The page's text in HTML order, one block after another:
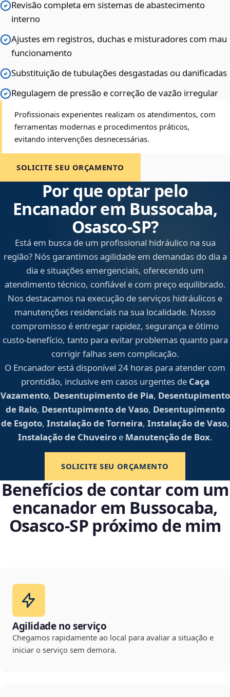
Revisão completa em sistemas de abastecimento
interno
Ajustes em registros, duchas e misturadores com mau
funcionamento
Substituição de tubulações desgastadas ou danificadas
Regulagem de pressão e correção de vazão irregular
Profissionais experientes realizam os atendimentos, com
ferramentas modernas e procedimentos práticos,
evitando intervenções desnecessárias.
SOLICITE SEU ORÇAMENTO
Por que optar pelo
Encanador em Bussocaba,
Osasco‑SP?
Está em busca de um profissional hidráulico na sua
região? Nós garantimos agilidade em demandas do dia a
dia e situações emergenciais, oferecendo um
atendimento técnico, confiável e com preço equilibrado.
Nos destacamos na execução de serviços hidráulicos e
manutenções residenciais na sua localidade. Nosso
compromisso é entregar rapidez, segurança e ótimo
custo-benefício, tanto para evitar problemas quanto para
corrigir falhas sem complicação.
O Encanador está disponível 24 horas para atender com
prontidão, inclusive em casos urgentes de Caça
Vazamento, Desentupimento de Pia, Desentupimento
de Ralo, Desentupimento de Vaso, Desentupimento
de Esgoto, Instalação de Torneira, Instalação de Vaso,
Instalação de Chuveiroe Manutenção de Box.
SOLICITE SEU ORÇAMENTO
Benefícios de contar com um
encanador em Bussocaba,
Osasco‑SP próximo de mim
Agilidade no serviço
Chegamos rapidamente ao local para avaliar a situação e
iniciar o serviço sem demora.